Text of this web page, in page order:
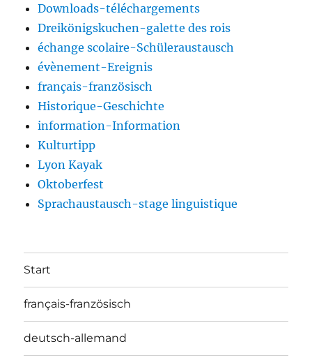
Downloads-téléchargements
Dreikönigskuchen-galette des rois
échange scolaire-Schüleraustausch
évènement-Ereignis
français-französisch
Historique-Geschichte
information-Information
Kulturtipp
Lyon Kayak
Oktoberfest
Sprachaustausch-stage linguistique
Start
français-französisch
deutsch-allemand